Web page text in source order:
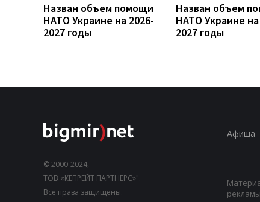
Назван объем помощи
НАТО Украине на 2026-
2027 годы
Назван объем
НАТО Украине на
2027 годы
© 2000-2024,
ТОВ «КЕПРЕЙТ ПАРТНЕРС»".
Все права защищены.
Афиша